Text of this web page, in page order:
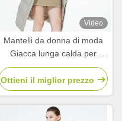
Video
Mantelli da donna di moda
Giacca lunga calda per
inverni freddi
Ottieni il miglior prezzo